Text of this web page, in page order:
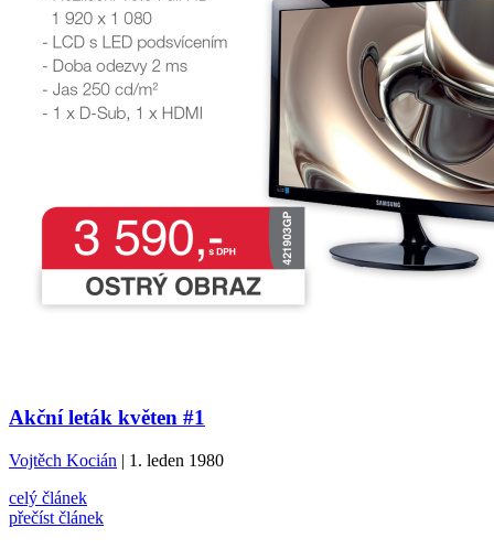
Akční leták květen #1
Vojtěch Kocián | 1. leden 1980
celý článek
přečíst článek